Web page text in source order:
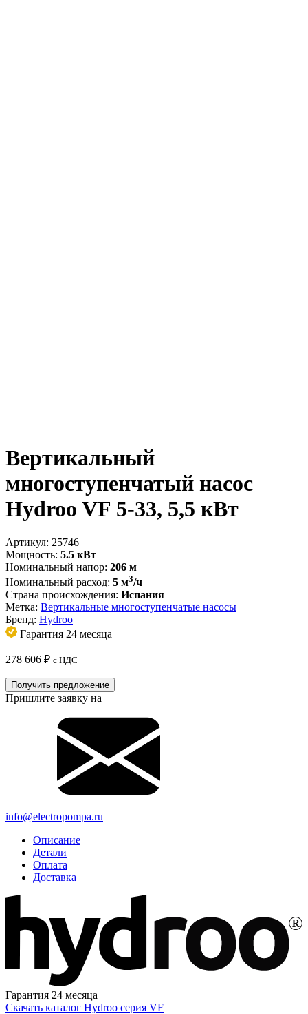
Вертикальный
многоступенчатый насос
Hydroo VF 5-33, 5,5 кВт
Артикул: 25746
Мощность: 5.5 кВт
Номинальный напор: 206 м
Номинальный расход: 5 м3/ч
Страна происхождения: Испания
Метка: Вертикальные многоступенчатые насосы
Бренд: Hydroo
Гарантия 24 месяца
278 606 ₽ с НДС
Получить предложение
Пришлите заявку на
info@electropompa.ru
Описание
Детали
Оплата
Доставка
Гарантия 24 месяца
Скачать каталог Hydroo серия VF